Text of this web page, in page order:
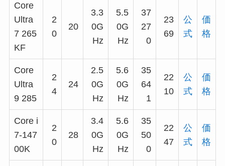
Core
Ultra
7 265
KF
2
0
20
3.3
0G
Hz
5.5
0G
Hz
37
27
0
23
69
公
式
価
格
Core
Ultra
9 285
2
4
24
2.5
0G
Hz
5.6
0G
Hz
35
64
1
22
10
公
式
価
格
Core i
7-147
00K
2
0
28
3.4
0G
Hz
5.6
0G
Hz
35
50
0
22
47
公
式
価
格